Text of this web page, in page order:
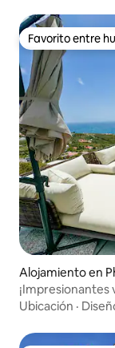
Favorito entre
Favorito entre
Alojamiento en
¡Impresionantes
Ubicación ·